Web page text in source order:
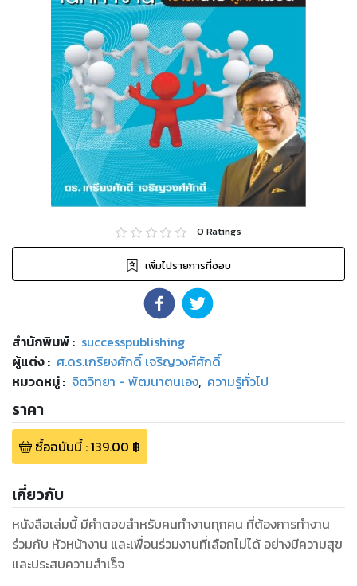
0 Ratings
เพิ่มไปรายการที่ชอบ
สำนักพิมพ์: successpublishing
ผู้แต่ง : ศ.ดร.เกรียงศักดิ์ เจริญวงศ์ศักดิ์
หมวดหมู่: จิตวิทยา - พัฒนาตนเอง, ความรู้ทั่วไป
ราคา
ซื้อฉบับนี้:139.00 ฿
เกี่ยวกับ
หนังสือเล่มนี้ มีคำตอขสำหรับคนทำงานทุกคน ที่ต้องการทำงาน
ร่วมกับ หัวหน้างาน และเพื่อนร่วมงานที่เลือกไม่ได้ อย่างมีความสุข